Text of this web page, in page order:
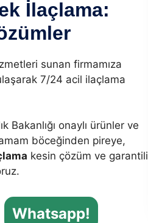
İlaçlama:
sunan firmamıza
7/24 acil ilaçlama
Bakanlığı onaylı ürünler ve
böceğinden pireye,
kesin çözüm ve garantili
Whatsapp!